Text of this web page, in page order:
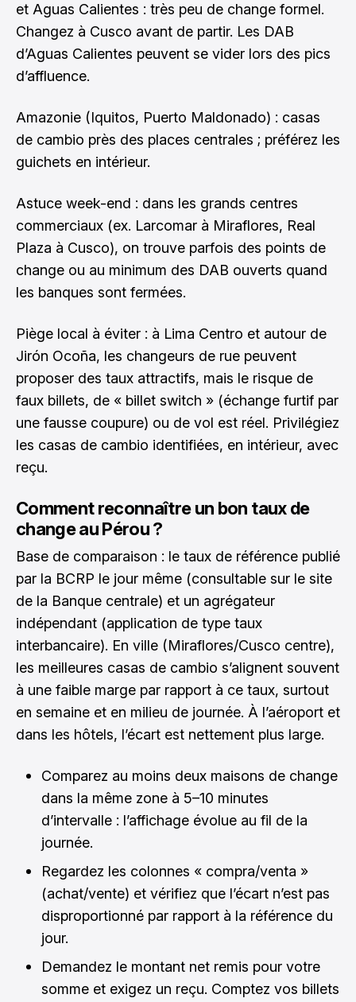
et Aguas Calientes : très peu de change formel.
Changez à Cusco avant de partir. Les DAB
d’Aguas Calientes peuvent se vider lors des pics
d’affluence.
Amazonie (Iquitos, Puerto Maldonado) : casas
de cambio près des places centrales ; préférez les
guichets en intérieur.
Astuce week-end : dans les grands centres
commerciaux (ex. Larcomar à Miraflores, Real
Plaza à Cusco), on trouve parfois des points de
change ou au minimum des DAB ouverts quand
les banques sont fermées.
Piège local à éviter : à Lima Centro et autour de
Jirón Ocoña, les changeurs de rue peuvent
proposer des taux attractifs, mais le risque de
faux billets, de « billet switch » (échange furtif par
une fausse coupure) ou de vol est réel. Privilégiez
les casas de cambio identifiées, en intérieur, avec
reçu.
Comment reconnaître un bon taux de
change au Pérou ?
Base de comparaison : le taux de référence publié
par la BCRP le jour même (consultable sur le site
de la Banque centrale) et un agrégateur
indépendant (application de type taux
interbancaire). En ville (Miraflores/Cusco centre),
les meilleures casas de cambio s’alignent souvent
à une faible marge par rapport à ce taux, surtout
en semaine et en milieu de journée. À l’aéroport et
dans les hôtels, l’écart est nettement plus large.
Comparez au moins deux maisons de change
dans la même zone à 5–10 minutes
d’intervalle : l’affichage évolue au fil de la
journée.
Regardez les colonnes « compra/venta »
(achat/vente) et vérifiez que l’écart n’est pas
disproportionné par rapport à la référence du
jour.
Demandez le montant net remis pour votre
somme et exigez un reçu. Comptez vos billets